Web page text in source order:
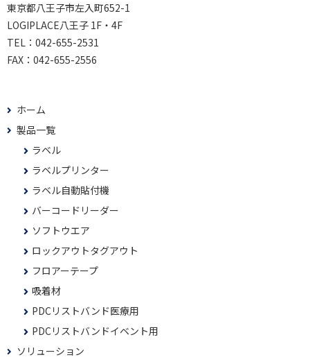
東京都八王子市左入町652-1
LOGIPLACE八王子 1F・4F
TEL： 042-655-2531
FAX： 042-655-2556
ホーム
製品一覧
ラベル
ラベルプリンター
ラベル自動貼付機
バーコードリーダー
ソフトウエア
ロックアウトタグアウト
フロアーテープ
吸着材
PDCリストバンド医療用
PDCリストバンドイベント用
ソリューション